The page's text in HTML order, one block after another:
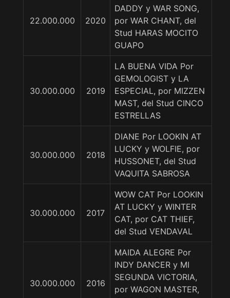
22.000.000 2020
DADDY y WAR SONG,
por WAR CHANT, del
Stud HARAS MOCITO
GUAPO
30.000.000 2019
LA BUENA VIDA Por
GEMOLOGIST y LA
ESPECIAL, por MIZZEN
MAST, del Stud CINCO
ESTRELLAS
30.000.000 2018
DIANE Por LOOKIN AT
LUCKY y WOLFIE, por
HUSSONET, del Stud
VAQUITA SABROSA
30.000.000 2017
WOW CAT Por LOOKIN
AT LUCKY y WINTER
CAT, por CAT THIEF,
del Stud VENDAVAL
30.000.000 2016
MAIDA ALEGRE Por
INDY DANCER y MI
SEGUNDA VICTORIA,
por WAGON MASTER,